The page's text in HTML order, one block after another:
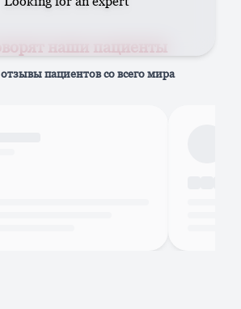
наши пациенты
пациентов со всего мира